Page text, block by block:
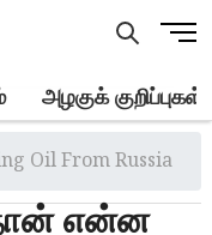
M
u
u
அழகுக் குறிப்புகள்
Oil From Russia
என்ன